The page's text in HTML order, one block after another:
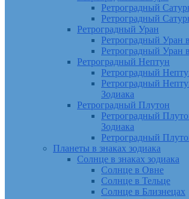
Ретроградный
Ретроградный
Ретроградный Уран
Ретроградный Уран
Ретроградный Уран
Ретроградный Нептун
Ретроградный
Ретроградный
Зодиака
Ретроградный Плутон
Ретроградный
Зодиака
Ретроградный
Планеты в знаках зодиака
Солнце в знаках зодиака
Солнце в Овне
Солнце в Тельце
Солнце в Близнецах